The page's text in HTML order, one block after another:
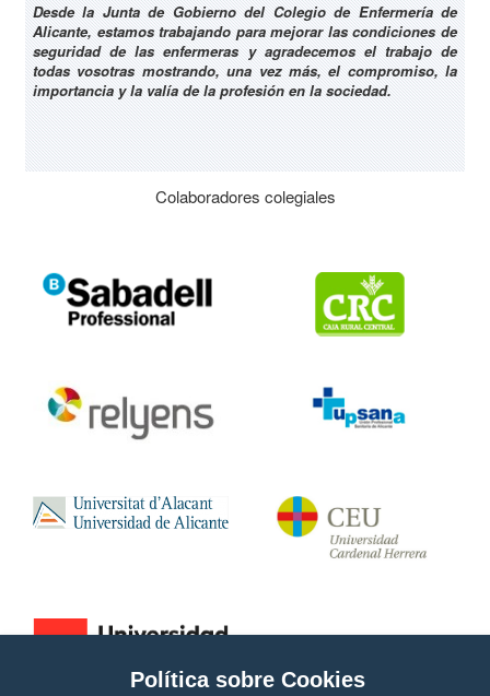
Política sobre Cookies
Desde la Junta de Gobierno del Colegio de Enfermería de
Alicante, estamos trabajando para mejorar las condiciones de
seguridad de las enfermeras y agradecemos el trabajo de
todas vosotras mostrando, una vez más, el compromiso, la
importancia y la valía de la profesión en la sociedad.
Colaboradores colegiales